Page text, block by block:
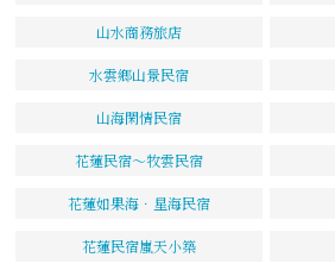
山水商務旅店
水雲鄉山景民宿
山海閑情民宿
花蓮民宿～牧雲民宿
花蓮如果海．星海民宿
花蓮民宿嵐天小築